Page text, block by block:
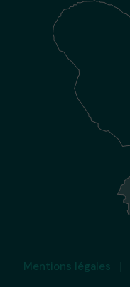
Mentions légales